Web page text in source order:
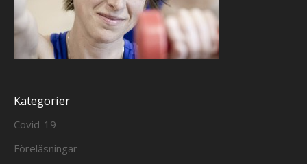
Kategorier
Covid-19
Föreläsningar